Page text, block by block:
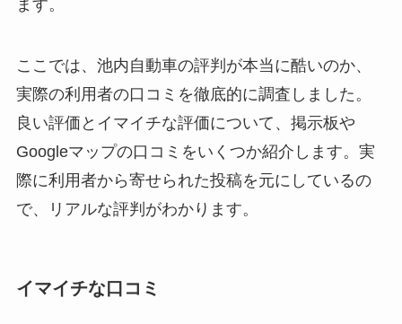
ます。
ここでは、池内自動車の評判が本当に酷いのか、
実際の利用者の口コミを徹底的に調査しました。
良い評価とイマイチな評価について、掲示板や
Googleマップの口コミをいくつか紹介します。実
際に利用者から寄せられた投稿を元にしているの
で、リアルな評判がわかります。
イマイチな口コミ